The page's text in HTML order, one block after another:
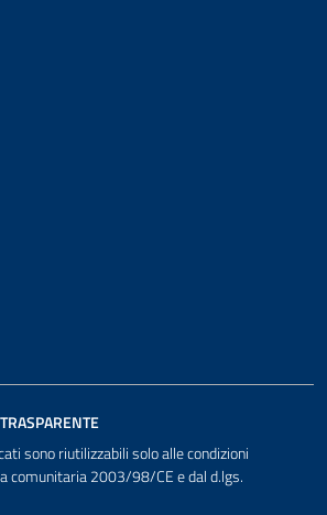
sono riutilizzabili solo alle condizioni
comunitaria 2003/98/CE e dal d.lgs.